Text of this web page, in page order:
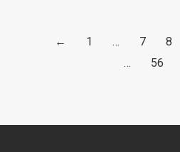
← 1 … 7 8
…
56